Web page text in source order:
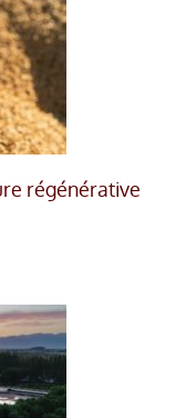
régénérative